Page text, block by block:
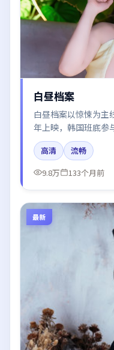
白昼档案
白昼档案以惊悚为主
年上映，韩国班底参
奕宏、王凯在片中呈
与剪辑强化了情绪曲
高清
流畅
9.8万
133个月前
最新